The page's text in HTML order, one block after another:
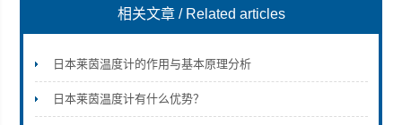
深圳市深博瑞仪器仪表有限公司
相关文章 / Related articles
日本莱茵温度计的作用与基本原理分析
日本莱茵温度计有什么优势？